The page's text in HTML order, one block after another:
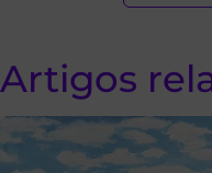
Artigos